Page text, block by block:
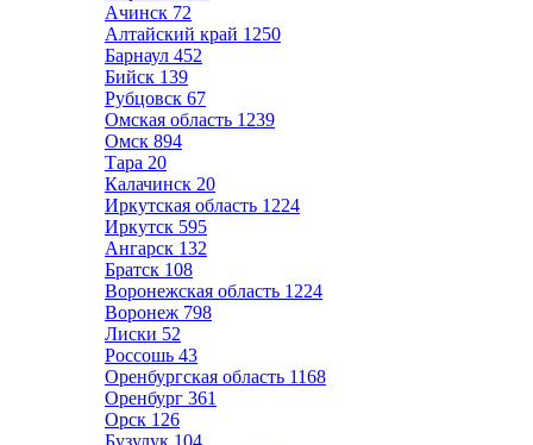
Ачинск 72
Алтайский край 1250
Барнаул 452
Бийск 139
Рубцовск 67
Омская область 1239
Омск 894
Тара 20
Калачинск 20
Иркутская область 1224
Иркутск 595
Ангарск 132
Братск 108
Воронежская область 1224
Воронеж 798
Лиски 52
Россошь 43
Оренбургская область 1168
Оренбург 361
Орск 126
Бузулук 104